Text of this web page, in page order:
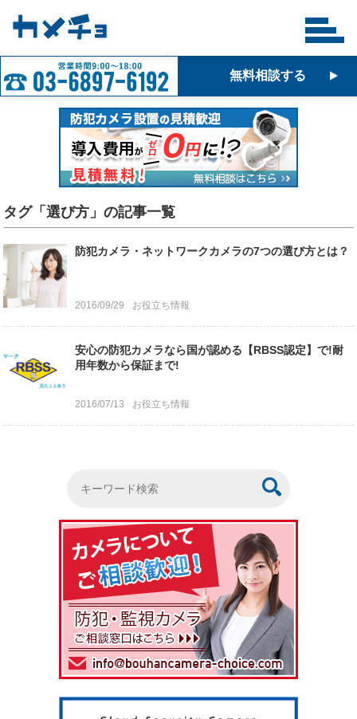
無料相談する
タグ「選び方」の記事一覧
防犯カメラ・ネットワークカメラの7つの選び方とは？
2016/09/29 お役立ち情報
安心の防犯カメラなら国が認める【RBSS認定】で!耐
用年数から保証まで!
2016/07/13 お役立ち情報